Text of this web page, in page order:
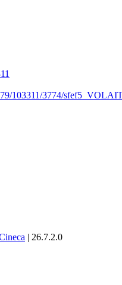
103311/3774/
| 26.7.2.0